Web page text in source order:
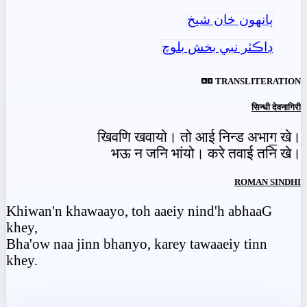
ٻانهون خان شيخ
ڊاڪٽر نبي بخش بلوچ
TRANSLITERATION
सिन्धी देवनागिरी
खिवणि खवायो। तो आई निन्ड अभाग॒ खे।
भऊ न जनि भांयो। करे तवाई तनि खे।
ROMAN SINDHI
Khiwan'n khawaayo, toh aaeiy nind'h abhaaG
khey,
Bha'ow naa jinn bhanyo, karey tawaaeiy tinn
khey.